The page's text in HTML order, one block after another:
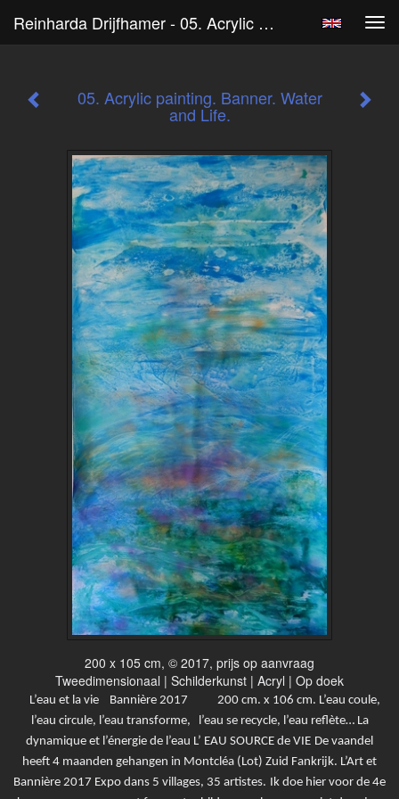
Reinharda Drijfhamer - 05. Acrylic Painting. Banner. Water And Life.
05. Acrylic painting. Banner. Water
and Life.
200 x 105 cm, © 2017, prijs op aanvraag
Tweedimensionaal | Schilderkunst | Acryl | Op doek
L’eau et la vie Bannière 2017 200 cm. x 106 cm. L’eau coule,
l’eau circule, l’eau transforme, l’eau se recycle, l’eau reflète… La
dynamique et l’énergie de l’eau L’ EAU SOURCE de VIE De vaandel
heeft 4 maanden gehangen in Montcléa (Lot) Zuid Fankrijk. L’Art et
Bannière 2017 Expo dans 5 villages, 35 artistes. Ik doe hier voor de 4e